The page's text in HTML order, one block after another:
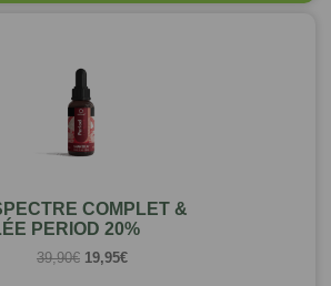
COMPLET &
PERIOD 20%
39,90€ Le
19,95€Le